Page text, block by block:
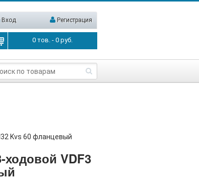
Вход Регистрация
0 тов. -0 руб.
Kvs 60 фланцевый
VDF3